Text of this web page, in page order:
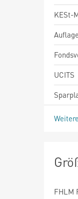
KESt-
UCITS
FHLM